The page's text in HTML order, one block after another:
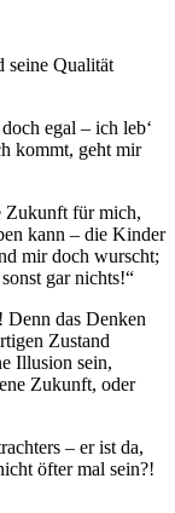
seine Qualität
egal – ich leb‘
kommt, geht mir
Zukunft für mich,
kann – die Kinder
mir doch wurscht;
gar nichts!“
Denn das Denken
Zustand
Illusion sein,
Zukunft, oder
– er ist da,
öfter mal sein?!